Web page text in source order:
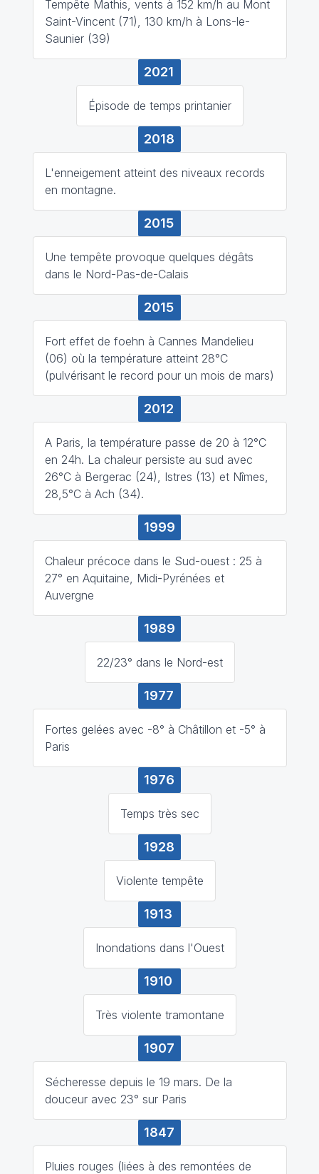
Tempête Mathis, vents à 152 km/h au Mont
Saint-Vincent (71), 130 km/h à Lons-le-
Saunier (39)
2021
Épisode de temps printanier
2018
L'enneigement atteint des niveaux records
en montagne.
2015
Une tempête provoque quelques dégâts
dans le Nord-Pas-de-Calais
2015
Fort effet de foehn à Cannes Mandelieu
(06) où la température atteint 28°C
(pulvérisant le record pour un mois de mars)
2012
A Paris, la température passe de 20 à 12°C
en 24h. La chaleur persiste au sud avec
26°C à Bergerac (24), Istres (13) et Nîmes,
28,5°C à Ach (34).
1999
Chaleur précoce dans le Sud-ouest : 25 à
27° en Aquitaine, Midi-Pyrénées et
Auvergne
1989
22/23° dans le Nord-est
1977
Fortes gelées avec -8° à Châtillon et -5° à
Paris
1976
Temps très sec
1928
Violente tempête
1913
Inondations dans l'Ouest
1910
Très violente tramontane
1907
Sécheresse depuis le 19 mars. De la
douceur avec 23° sur Paris
1847
Pluies rouges (liées à des remontées de